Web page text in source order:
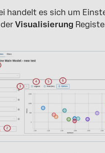
handelt es sich um
Visualisierung